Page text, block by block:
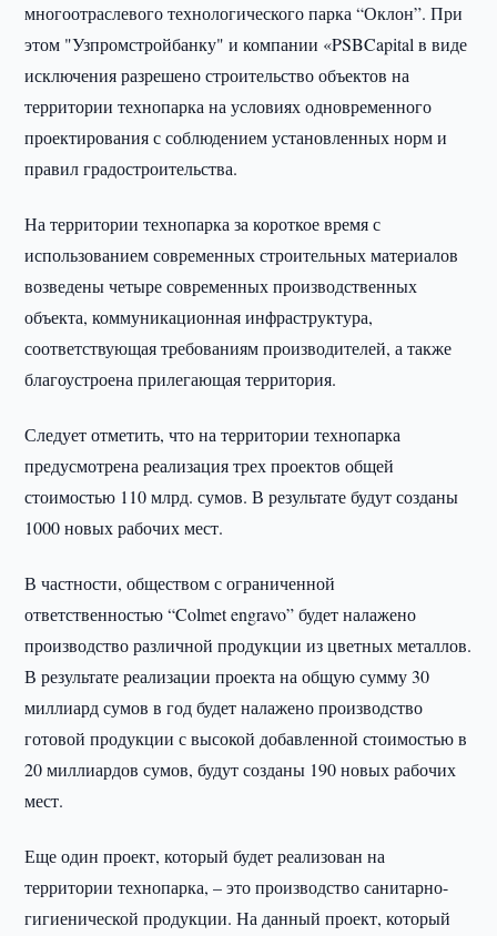
многоотраслевого технологического парка “Оклон”. При
этом "Узпромстройбанку" и компании «PSBCapital в виде
исключения разрешено строительство объектов на
территории технопарка на условиях одновременного
проектирования с соблюдением установленных норм и
правил градостроительства.
На территории технопарка за короткое время с
использованием современных строительных материалов
возведены четыре современных производственных
объекта, коммуникационная инфраструктура,
соответствующая требованиям производителей, а также
благоустроена прилегающая территория.
Следует отметить, что на территории технопарка
предусмотрена реализация трех проектов общей
стоимостью 110 млрд. сумов. В результате будут созданы
1000 новых рабочих мест.
В частности, обществом с ограниченной
ответственностью “Colmet engravo” будет налажено
производство различной продукции из цветных металлов.
В результате реализации проекта на общую сумму 30
миллиард сумов в год будет налажено производство
готовой продукции с высокой добавленной стоимостью в
20 миллиардов сумов, будут созданы 190 новых рабочих
мест.
Еще один проект, который будет реализован на
территории технопарка, – это производство санитарно-
гигиенической продукции. На данный проект, который